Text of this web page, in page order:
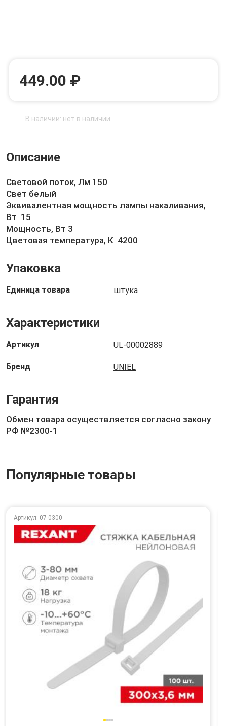
449.00 ₽
В наличии: нет в наличии
Описание
Световой поток, Лм 150
Свет белый
Эквивалентная мощность лампы накаливания,
Вт 15
Мощность, Вт 3
Цветовая температура, К 4200
Упаковка
Единица товара штука
Характеристики
Артикул UL-00002889
Бренд UNIEL
Гарантия
Обмен товара осуществляется согласно закону
РФ №2300-1
Популярные товары
Артикул: 07-0300